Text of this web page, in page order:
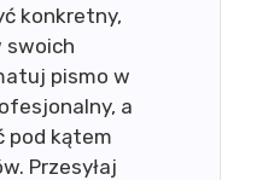
konkretny,
swoich
pismo w
a
pod kątem
Przesyłaj